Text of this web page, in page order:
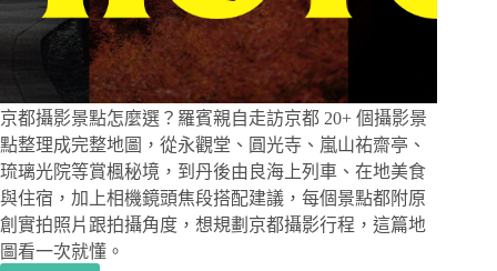
京都攝影景點怎麼選？羅賓親自走訪京都 20+ 個攝影景
點整理成完整地圖，從永觀堂、圓光寺、嵐山祐齋亭、
琉璃光院等賞楓秘境，到丹後由良海上列車、在地美食
與住宿，加上相機鏡頭焦段搭配建議，每個景點都附原
創實拍照片跟拍攝角度，想規劃京都攝影行程，這篇地
圖看一次就懂。